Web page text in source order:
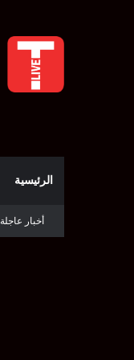
الرئيسية
أخبار عاجلة